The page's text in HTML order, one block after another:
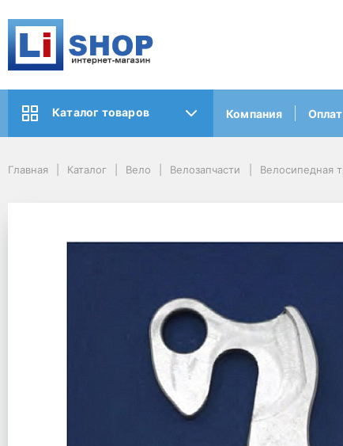
Каталог товаров Компания
Главная Каталог Вело Велозапчасти Велосипедная